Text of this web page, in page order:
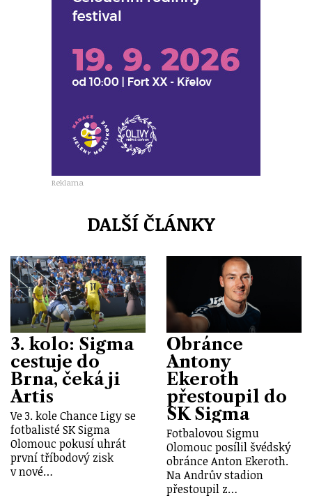
Reklama
DALŠÍ ČLÁNKY
3. kolo: Sigma
cestuje do
Brna, čeká ji
Artis
Ve 3. kole Chance Ligy se
fotbalisté SK Sigma
Olomouc pokusí uhrát
první tříbodový zisk
v nové…
Obránce
Antony
Ekeroth
přestoupil do
SK Sigma
Fotbalovou Sigmu
Olomouc posílil švédský
obránce Anton Ekeroth.
Na Andrův stadion
přestoupil z…